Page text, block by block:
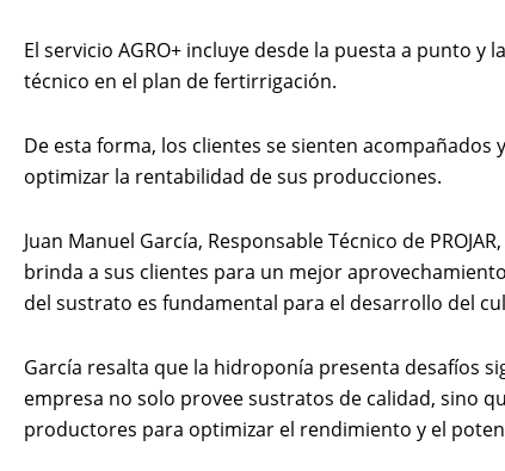
El servicio AGRO+ incluye desde la puesta a punto
técnico en el plan de fertirrigación.
De esta forma, los clientes se sienten
optimizar la rentabilidad de sus producciones.
Juan Manuel García, Responsable Técnico de
brinda a sus clientes para un mejor
del sustrato es fundamental para el desarrollo del
García resalta que la hidroponía presenta desafíos
empresa no solo provee sustratos de calidad, sino
productores para optimizar el rendimiento y el